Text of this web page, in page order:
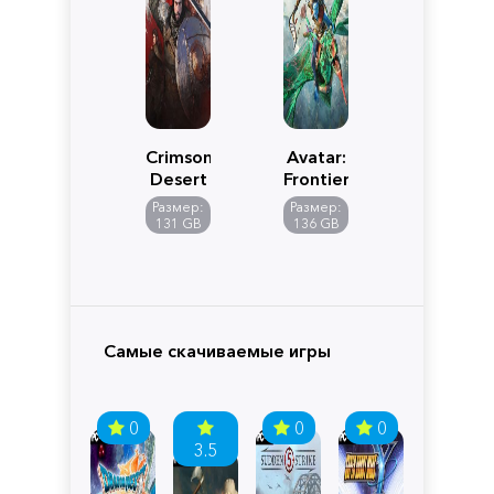
Crimson
Desert
Размер:
131 GB
Avatar:
Frontiers
of
Pandora
Размер:
136 GB
Самые скачиваемые игры
0
3.5
0 0